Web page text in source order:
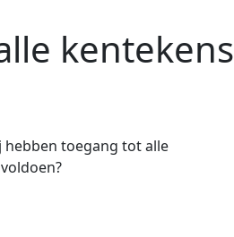
kentekens
hebben toegang tot alle